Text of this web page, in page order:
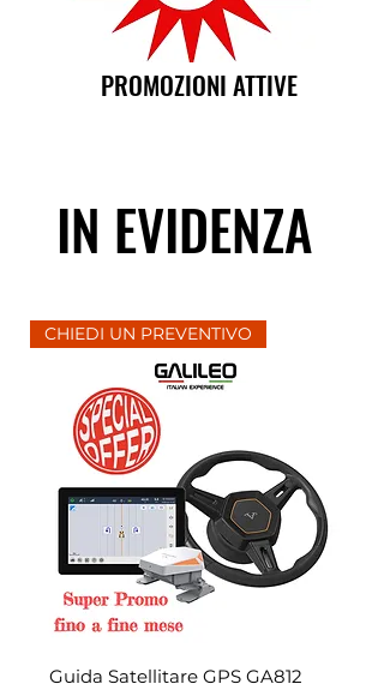
PROMOZIONI ATTIVE
IN EVIDENZA
CHIEDI UN PREVENTIVO
Guida Satellitare GPS GA812